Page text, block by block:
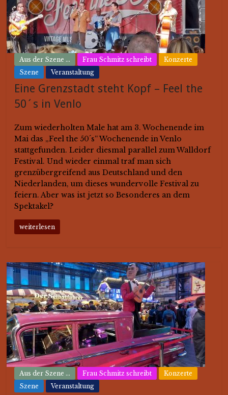
Aus der Szene ... Frau Schmitz schreibt
Konzerte
Szene
Veranstaltung
Eine Grenzstadt steht Kopf – Feel the
50´s in Venlo
Zum wiederholten Male hat am 3. Wochenende im
Mai das „Feel the 50´s“ Wochenende in Venlo
stattgefunden. Leider diesmal parallel zum Walldorf
Festival. Und wieder einmal traf man sich
grenzübergreifend aus Deutschland und den
Niederlanden, um dieses wundervolle Festival zu
feiern. Aber was ist jetzt so Besonderes an dem
Spektakel?
weiterlesen
Aus der Szene ... Frau Schmitz schreibt
Konzerte
Szene
Veranstaltung